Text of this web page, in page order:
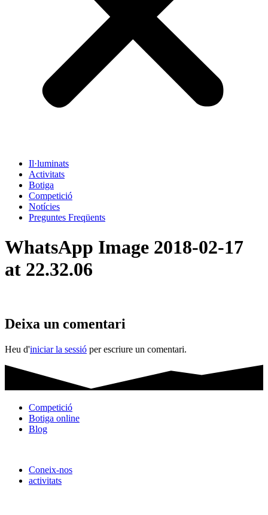
Il·luminats
Activitats
Botiga
Competició
Notícies
Preguntes Freqüents
WhatsApp Image 2018-02-17
at 22.32.06
Deixa un comentari
Heu d'iniciar la sessió per escriure un comentari.
Competició
Botiga online
Blog
Coneix-nos
activitats